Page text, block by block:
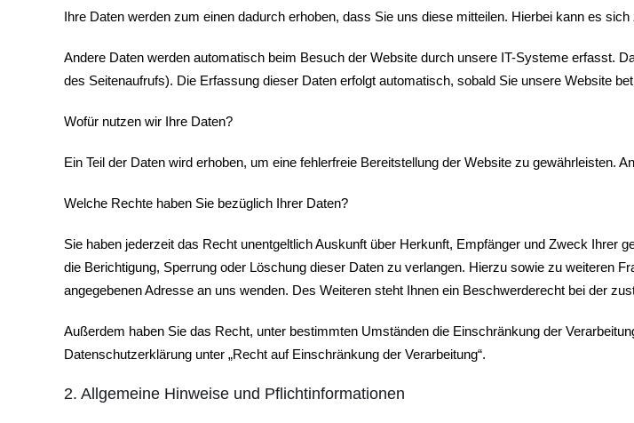
Ihre Daten werden zum einen dadurch erhoben, dass Sie uns diese mitteilen. Hierbei kann es
Andere Daten werden automatisch beim Besuch der Website durch unsere IT-Systeme erfasst.
des Seitenaufrufs). Die Erfassung dieser Daten erfolgt automatisch, sobald Sie unsere Website
Wofür nutzen wir Ihre Daten?
Ein Teil der Daten wird erhoben, um eine fehlerfreie Bereitstellung der Website zu gewährleisten.
Welche Rechte haben Sie bezüglich Ihrer Daten?
Sie haben jederzeit das Recht unentgeltlich Auskunft über Herkunft, Empfänger und Zweck Ihrer
die Berichtigung, Sperrung oder Löschung dieser Daten zu verlangen. Hierzu sowie zu weiteren
angegebenen Adresse an uns wenden. Des Weiteren steht Ihnen ein Beschwerderecht bei der
Außerdem haben Sie das Recht, unter bestimmten Umständen die Einschränkung der
Datenschutzerklärung unter „Recht auf Einschränkung der Verarbeitung“.
2. Allgemeine Hinweise und Pflichtinformationen